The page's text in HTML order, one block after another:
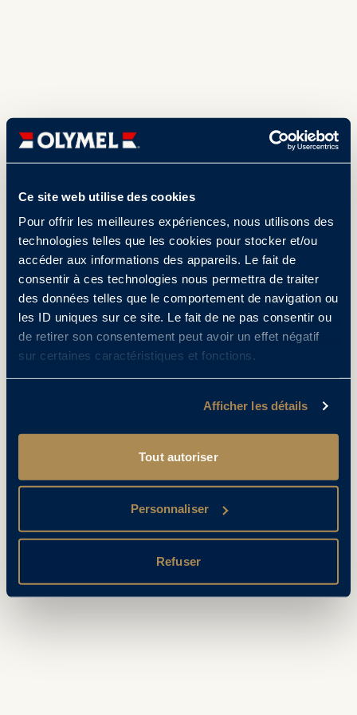
Ce site web utilise des cookies
Pour offrir les meilleures expériences, nous utilisons des
technologies telles que les cookies pour stocker et/ou
accéder aux informations des appareils. Le fait de
consentir à ces technologies nous permettra de traiter
des données telles que le comportement de navigation ou
les ID uniques sur ce site. Le fait de ne pas consentir ou
de retirer son consentement peut avoir un effet négatif
sur certaines caractéristiques et fonctions.
Afficher les détails
Tout autoriser
Personnaliser
Refuser